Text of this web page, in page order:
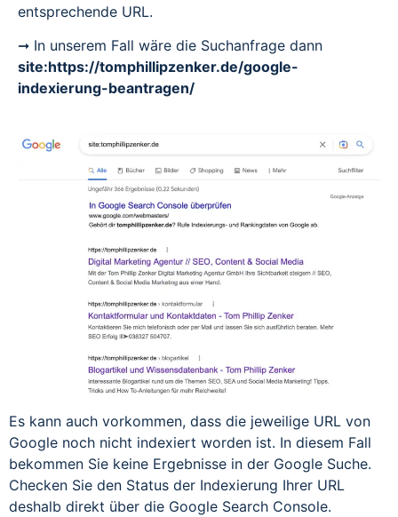
entsprechende URL.
➞ In unserem Fall wäre die Suchanfrage dann
site:https://tomphillipzenker.de/google-
indexierung-beantragen/
Es kann auch vorkommen, dass die jeweilige URL von
Google noch nicht indexiert worden ist. In diesem Fall
bekommen Sie keine Ergebnisse in der Google Suche.
Checken Sie den Status der Indexierung Ihrer URL
deshalb direkt über die Google Search Console.